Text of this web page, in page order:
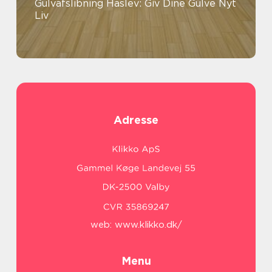
Gulvafslibning Haslev: Giv Dine Gulve Nyt
Liv
Adresse
web: www.klikko.dk/
Menu